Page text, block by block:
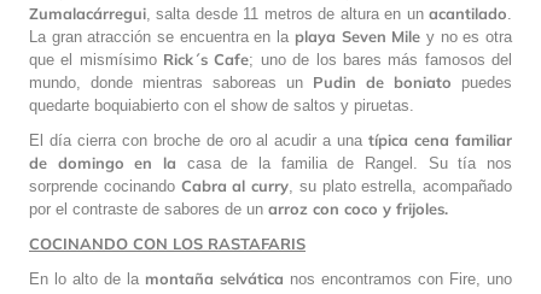
Zumalacárregui , salta desde 11 metros de altura en unacantilado
La gran atracción se encuentra en la playa Seven Mile y no es otra
que el mismísimo Rick´s Cafe; uno de los bares más famosos del
mundo, donde mientras saboreas un Pudin de boniato puedes
quedarte boquiabierto con el show de saltos y piruetas.
El día cierra con broche de oro al acudir a unatípica cena familiar
de domingo en la casa de la familia de Rangel. Su tía nos
sorprende cocinando Cabra al curry , su plato estrella, acompañado
por el contraste de sabores de un arroz con coco y frijoles.
COCINANDO CON LOS RASTAFARIS
En lo alto de la montaña selvática nos encontramos con Fire, uno